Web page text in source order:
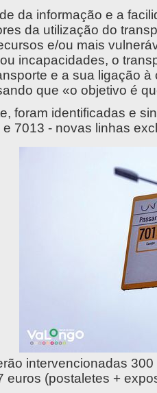
da informação e a
da utilização do
e/ou mais
incapacidades, o
e a sua ligação
que «o objetivo é
foram identificadas e
e 7013 - novas linhas
intervencionadas
euros (postaletes +